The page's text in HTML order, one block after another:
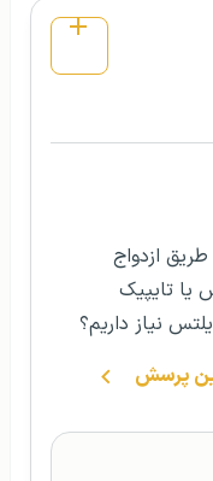
ازدواج
یا تایپیک
نیاز داریم؟
پرسش